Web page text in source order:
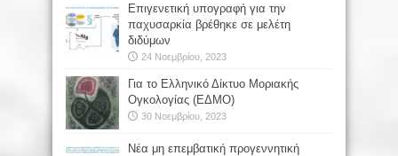
Επιγενετική υπογραφή για την
παχυσαρκία βρέθηκε σε μελέτη
διδύμων
24 Νοεμβρίου, 2023
Για το Ελληνικό Δίκτυο Μοριακής
Ογκολογίας (ΕΔΜΟ)
30 Νοεμβρίου, 2023
Νέα μη επεμβατική προγεννητική